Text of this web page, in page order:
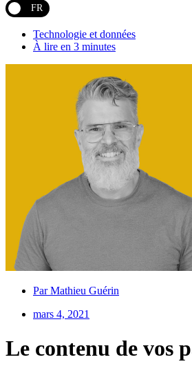
FR
Technologie et données
À lire en 3 minutes
ParMathieu Guérin
mars 4, 2021
Le contenu de vos